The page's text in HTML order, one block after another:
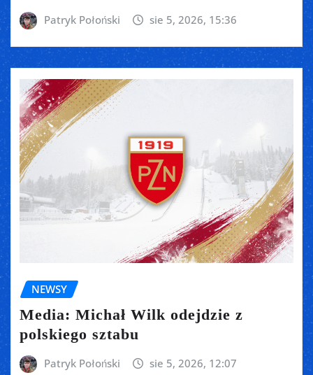
Patryk Połoński sie 5, 2026, 15:36
NEWSY
Media: Michał Wilk odejdzie z
polskiego sztabu
Patryk Połoński sie 5, 2026, 12:07